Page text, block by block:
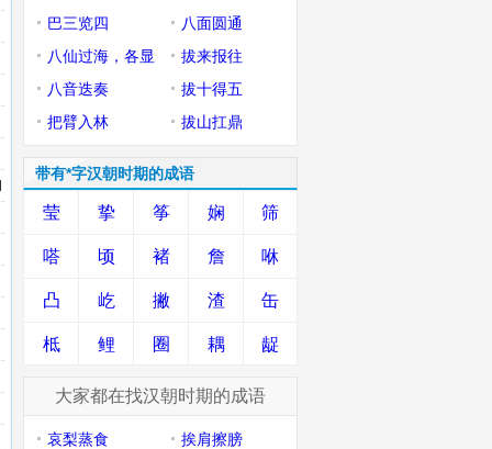
巴三览四
八面圆通
八仙过海，各显
神通
拔来报往
八音迭奏
拔十得五
把臂入林
拔山扛鼎
带有*字汉朝时期的成语
莹 挚 筝 娴 筛
嗒 顷 褚 詹 咻
凸 屹 撇 渣 缶
柢 鲤 圈 耦 龊
大家都在找汉朝时期的成语
哀梨蒸食
挨肩擦膀